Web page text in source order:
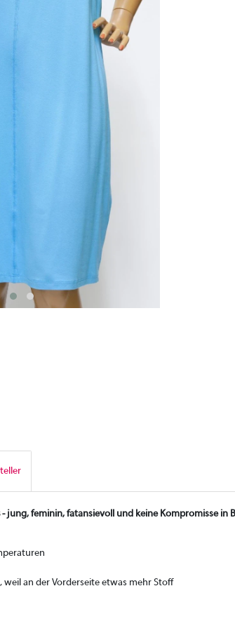
jung, feminin, fatansievoll und keine Kompromisse in
an der Vorderseite etwas mehr Stoff